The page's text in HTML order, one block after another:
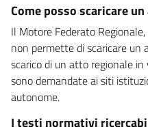
Come posso scaricare
Il Motore Federato
non permette di scaricare un
scarico di un atto regionale
sono demandate ai siti
autonome.
I testi normativi